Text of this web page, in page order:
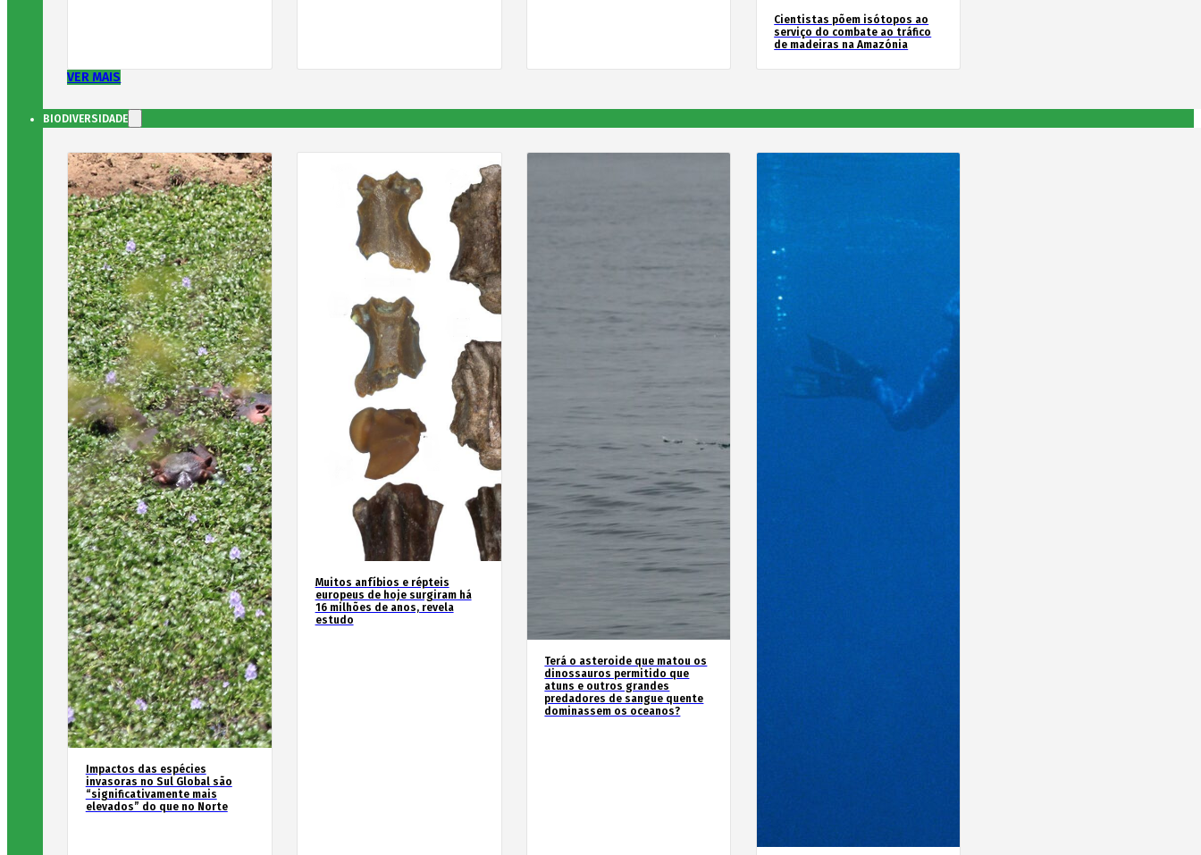
Cientistas põem isótopos ao
serviço do combate ao tráfico
de madeiras na Amazónia
VER MAIS
BIODIVERSIDADE
Impactos das espécies
invasoras no Sul Global são
“significativamente mais
elevados” do que no Norte
Muitos anfíbios e répteis
europeus de hoje surgiram há
16 milhões de anos, revela
estudo
Terá o asteroide que matou os
dinossauros permitido que
atuns e outros grandes
predadores de sangue quente
dominassem os oceanos?